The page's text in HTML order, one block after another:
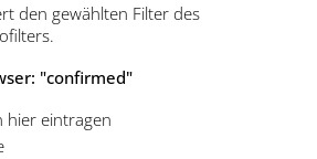
den gewählten Filter des
"confirmed"
hier eintragen